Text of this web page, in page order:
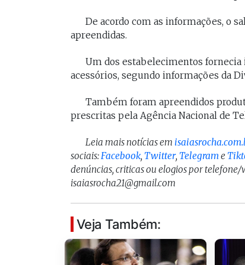
De acordo com as informações, o
apreendidas.
Um dos estabelecimentos fornecia
acessórios, segundo informações da
Também foram apreendidos
prescritas pela Agência Nacional de
Leia mais notícias em
sociais:Facebook, Twitter, Telegrame
denúncias, criticas ou elogios por
isaiasrocha21@gmail.com
Veja Também:
mais convergências do
divergências, somos da
Procurador federal de
carreira e professor da
UFMA, foi presidente do
secretários da Segep,
Secma, Segov e Seduc. É
vice-governador do
Maranhão desde 2023.
Vossa
fora."
de
do